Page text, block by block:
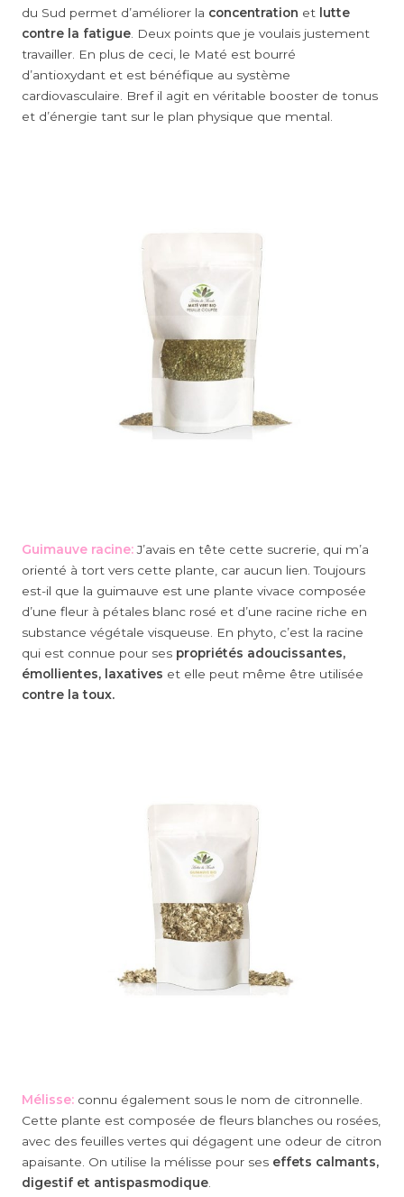
du Sud permet d’améliorer la concentration et lutte
contre la fatigue . Deux points que je voulais justement
travailler. En plus de ceci, le Maté est bourré
d’antioxydant et est bénéfique au système
cardiovasculaire. Bref il agit en véritable booster de tonus
et d’énergie tant sur le plan physique que mental.
Guimauve racine:J’avais en tête cette sucrerie, qui m’a
orienté à tort vers cette plante, car aucun lien. Toujours
est-il que la guimauve est une plante vivace composée
d’une fleur à pétales blanc rosé et d’une racine riche en
substance végétale visqueuse. En phyto, c’est la racine
qui est connue pour ses propriétés adoucissantes,
émollientes, laxatives et elle peut même être utilisée
contre la toux.
Mélisse: connu également sous le nom de citronnelle.
Cette plante est composée de fleurs blanches ou rosées,
avec des feuilles vertes qui dégagent une odeur de citron
apaisante. On utilise la mélisse pour ses effets calmants,
digestif et antispasmodique